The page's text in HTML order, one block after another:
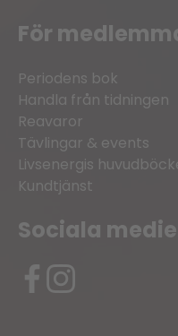
För
Periodens bok
Handla från tidningen
Reavaror
Tävlingar & events
Livsenergis
Kundtjänst
Sociala